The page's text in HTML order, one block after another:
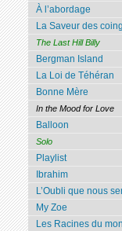
À l’abordage
La Saveur des
The Last Hill Billy
Bergman Island
La Loi de Téhéran
Bonne Mère
In the Mood for Love
Balloon
Solo
Playlist
Ibrahim
L’Oubli que nous
My Zoe
Les Racines du